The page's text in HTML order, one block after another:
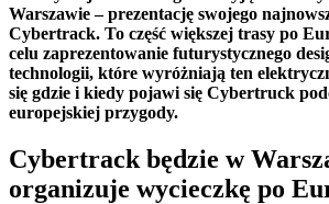
Warszawie – prezentację swojego
Cybertrack. To część większej trasy po
celu zaprezentowanie futurystycznego
technologii, które wyróżniają ten
się gdzie i kiedy pojawi się Cybertruck
europejskiej przygody.
Cybertrack będzie w
organizuje wycieczkę po